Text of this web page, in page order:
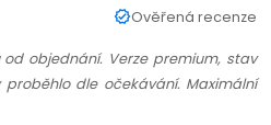
Ověřená recenze
objednání. Verze premium, stav
dle očekávání. Maximální